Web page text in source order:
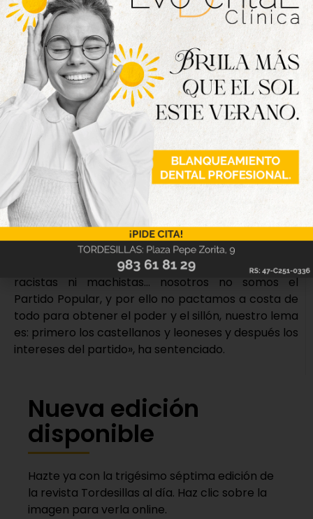
estamos muy hartos del desprecio y del ninguneo
del señor Mañueco hacia Valladolid. Todo lo que
huele a Valladolid le da tirria y los vallisoletanos ya
estamos cansados. Merecemos respeto, y ese
respeto que no nos ha dado durante estos siete
años se lo vamos a demostrar en las urnas», en
esta línea ha pedido que los vecinos y vecinas este
domingo «salgan a votar y hagan uso del voto
defensivo hacia las políticas del señor Mañueco,
para que tengamos de una vez un presidente de la
Junta que haga políticas pensando en Valladolid y
en todos los vecinos de Castilla y León».
Asimismo, en caso de no conseguir la mayoría, la
candidata ha avanzado que, si tuvieran que pactar,
tienen claro que lo harán con «partidos que
defiendan valores democráticos, que no sean
racistas ni machistas… nosotros no somos el
Partido Popular, y por ello no pactamos a costa de
todo para obtener el poder y el sillón, nuestro lema
es: primero los castellanos y leoneses y después los
intereses del partido», ha sentenciado.
Nueva edición
disponible
Hazte ya con la trigésimo séptima edición de
la revista Tordesillas al día. Haz clic sobre la
imagen para verla online.